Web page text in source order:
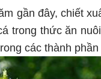
gần đây, chiết
trong thức ăn
các thành